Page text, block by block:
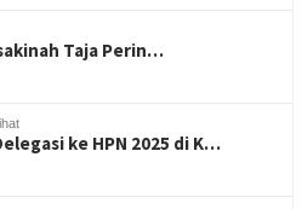
Taja Perin…
ke HPN 2025 di K…